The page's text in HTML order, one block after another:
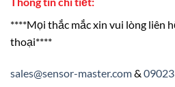
****Mọi thắc mắc xin vui lòng liên
thoại****
sales@sensor-master.com&